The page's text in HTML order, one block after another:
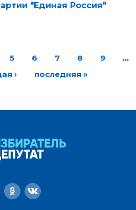
"Единая Россия"
5 6 7 8 9
…
›
последняя »